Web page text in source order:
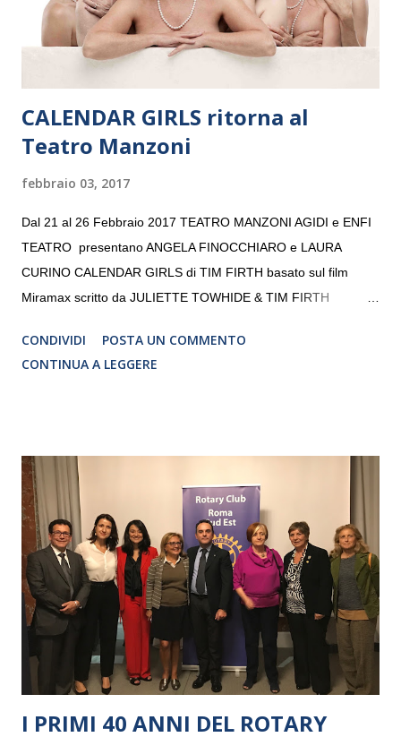
da un prestigioso consiglio di consulent...
CALENDAR GIRLS ritorna al
Teatro Manzoni
febbraio 03, 2017
Dal 21 al 26 Febbraio 2017 TEATRO MANZONI AGIDI e ENFI
TEATRO presentano ANGELA FINOCCHIARO e LAURA
CURINO CALENDAR GIRLS di TIM FIRTH basato sul film
Miramax scritto da JULIETTE TOWHIDE & TIM FIRTH
CRISTINA PEZZOLI
CONDIVIDI
POSTA UN COMMENTO
CONTINUA A LEGGERE
I PRIMI 40 ANNI DEL ROTARY